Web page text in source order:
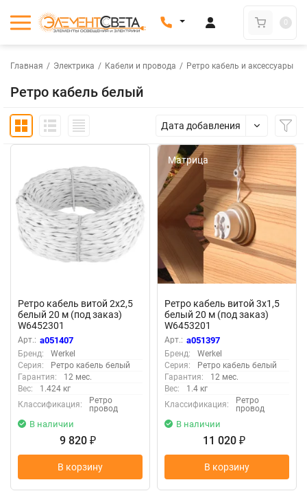
0
Главная / Электрика / Кабели и провода / Ретро кабель и аксессуары
Ретро кабель белый
Дата добавления
Ретро кабель витой 2х2,5
белый 20 м (под заказ)
W6452301
Арт.: a051407
Бренд:
Werkel
Серия:
Ретро кабель белый
Гарантия:
12 мес.
Вес:
1.424 кг
Классификация:
Ретро
провод
В наличии
9 820 ₽
В корзину
Матрица
Ретро кабель витой 3х1,5
белый 20 м (под заказ)
W6453201
Арт.: a051397
Бренд:
Werkel
Серия:
Ретро кабель белый
Гарантия:
12 мес.
Вес:
1.4 кг
Классификация:
Ретро
провод
В наличии
11 020 ₽
В корзину